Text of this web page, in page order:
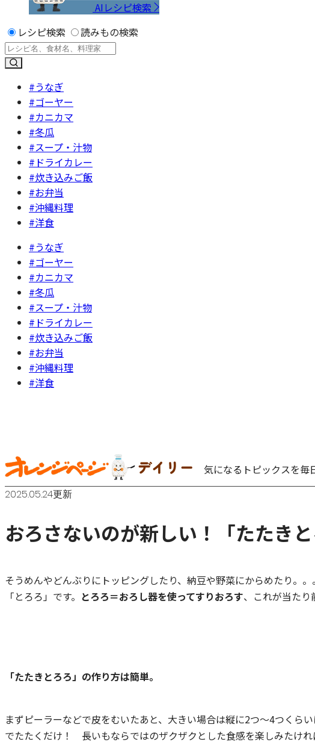
AIレシピ検索
レシピ検索
読みもの検索
#うなぎ
#ゴーヤー
#カニカマ
#冬瓜
#スープ・汁物
#ドライカレー
#炊き込みご飯
#お弁当
#沖縄料理
#洋食
#うなぎ
#ゴーヤー
#カニカマ
#冬瓜
#スープ・汁物
#ドライカレー
#炊き込みご飯
#お弁当
#沖縄料理
#洋食
気になるトピックスを毎
2025.05.24更新
おろさないのが新しい！「たたき
そうめんやどんぶりにトッピングしたり、納豆や野菜にからめたり。
「とろろ」です。 とろろ＝おろし器を使ってすりおろす、これが当たり
「たたきとろろ」の作り方は簡単。
まずピーラーなどで皮をむいたあと、大きい場合は縦に2つ～4つくら
でたたくだけ！ 長いもならではのザクザクとした食感を楽しみたけ